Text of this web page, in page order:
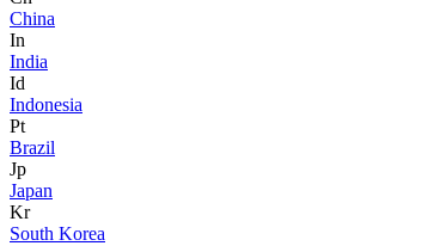
China
In
India
Id
Indonesia
Pt
Brazil
Jp
Japan
Kr
South Korea